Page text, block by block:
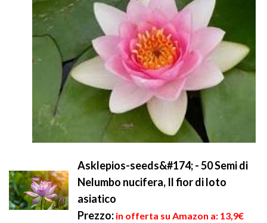
Asklepios-seeds&#174; - 50 Semi di
Nelumbo nucifera, Il fior di loto
asiatico
Prezzo: in offerta su Amazon a: 13,9€